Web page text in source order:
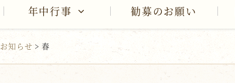
年中行事 勧募のお願い
お知らせ >春